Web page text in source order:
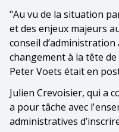
"Au vu de la situation
et des enjeux majeurs
conseil d’administration
changement à la tête
Peter Voets était en
Julien Crevoisier, qui a
a pour tâche avec
administratives